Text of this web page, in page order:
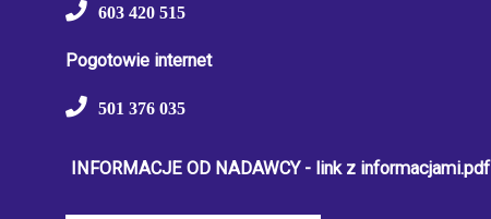
603 420 515
Pogotowie internet
501 376 035
INFORMACJE OD NADAWCY - link z informacjami.pdf